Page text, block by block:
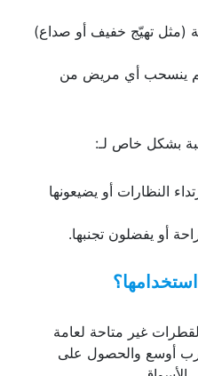
(مثل تهيّج خفيف أو صداع)
ينسحب أي مريض من
بشكل خاص لـ:
النظارات أو يضيعونها
أو يفضلون تجنبها.
غير متاحة لعامة
أوسع والحصول على